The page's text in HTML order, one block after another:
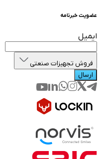
عضویت خبرنامه
ایمیل
فروش تجهیزات صنعتی
ارسال